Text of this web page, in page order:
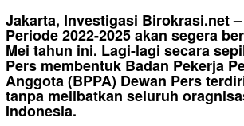
Jakarta, Investigasi Birokrasi.net
Periode 2022-2025 akan segera
Mei tahun ini. Lagi-lagi secara
Pers membentuk Badan Pekerja
Anggota (BPPA) Dewan Pers
tanpa melibatkan seluruh
Indonesia.